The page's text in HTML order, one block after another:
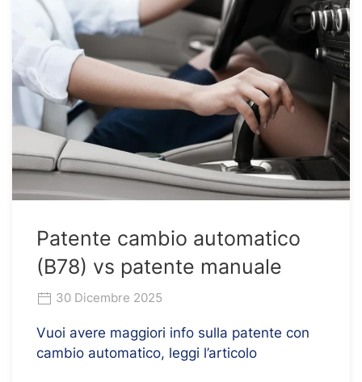
Patente cambio automatico
(B78) vs patente manuale
30 Dicembre 2025
Vuoi avere maggiori info sulla patente con
cambio automatico, leggi l’articolo